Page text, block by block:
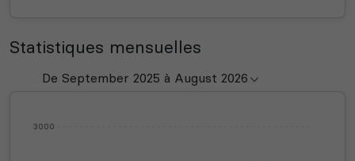
Statistiques mensuelles
3000